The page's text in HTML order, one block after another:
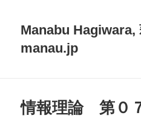
Manabu Hagiwara,
manau.jp
情報理論 第０